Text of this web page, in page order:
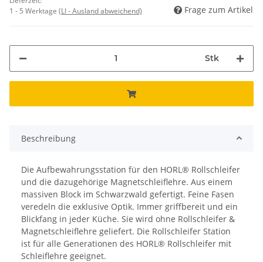
1 - 5 Werktage (LI - Ausland abweichend) Frage zum Artikel
Stk
Beschreibung
Die Aufbewahrungsstation für den HORL® Rollschleifer
und die dazugehörige Magnetschleiflehre. Aus einem
massiven Block im Schwarzwald gefertigt. Feine Fasen
veredeln die exklusive Optik. Immer griffbereit und ein
Blickfang in jeder Küche. Sie wird ohne Rollschleifer &
Magnetschleiflehre geliefert. Die Rollschleifer Station
ist für alle Generationen des HORL® Rollschleifer mit
Schleiflehre geeignet.